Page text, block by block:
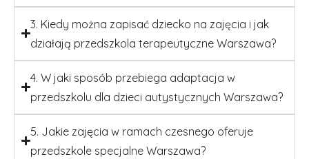
3. Kiedy można zapisać dziecko na zajęcia i jak
działają przedszkola terapeutyczne Warszawa?
4. W jaki sposób przebiega adaptacja w
przedszkolu dla dzieci autystycznych Warszawa?
5. Jakie zajęcia w ramach czesnego oferuje
przedszkole specjalne Warszawa?